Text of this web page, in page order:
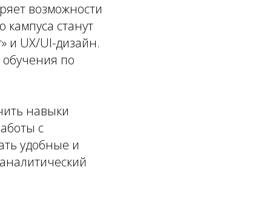
возможности
кампуса станут
и UX/UI-дизайн.
по
навыки
с
удобные и